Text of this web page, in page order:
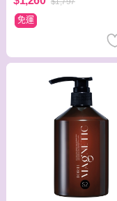
免運